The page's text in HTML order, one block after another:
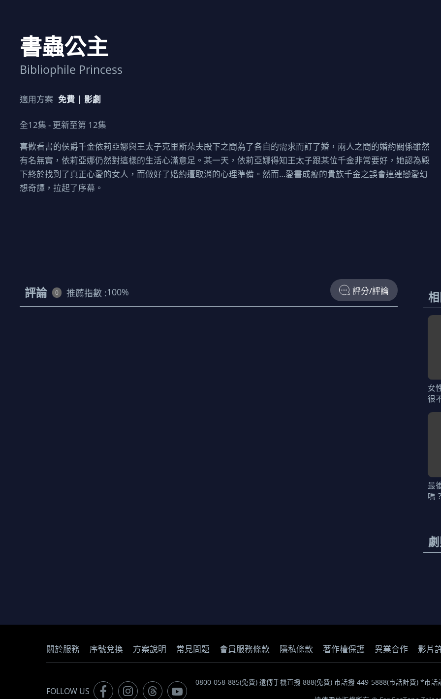
書蟲公主
Bibliophile Princess
適用方案 免費 影劇
全12集 - 更新至第 12集
評論 0 推薦指數 :100% 評分/評論
喜歡看書的侯爵千金依莉亞娜與王太子克里斯朵夫殿下之間為了各自的需求而訂了婚，兩人之間的婚約關係雖然
有名無實，依莉亞娜仍然對這樣的生活心滿意足。某一天，依莉亞娜得知王太子跟某位千金非常要好，她認為殿
下終於找到了真正心愛的女人，而做好了婚約遭取消的心理準備。然而…愛書成癡的貴族千金之誤會連連戀愛幻
想奇譚，拉起了序幕。
女
很
最
嗎？
FOLLOW US
0800-058-885(免費) 遠傳手機直撥 888(免費) 市話撥 449-5888(市話計費) *市
關於服務 序號兌換 方案說明 常見問題 會員服務條款 隱私條款 著作權保護 異業合作 影片